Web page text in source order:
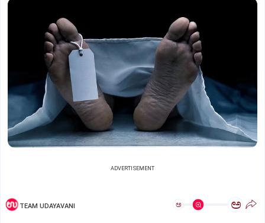
ADVERTISEMENT
TEAM UDAYAVANI ಅ ಅ